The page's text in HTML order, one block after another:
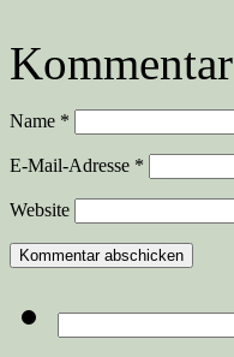
Kommentar
Name *
E-Mail-Adresse *
Website
nach: